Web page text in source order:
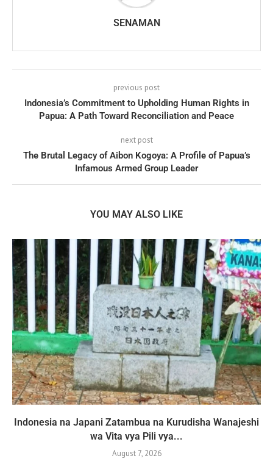
SENAMAN
previous post
Indonesia’s Commitment to Upholding Human Rights in
Papua: A Path Toward Reconciliation and Peace
next post
The Brutal Legacy of Aibon Kogoya: A Profile of Papua’s
Infamous Armed Group Leader
YOU MAY ALSO LIKE
Indonesia na Japani Zatambua na Kurudisha Wanajeshi
wa Vita vya Pili vya...
August 7, 2026